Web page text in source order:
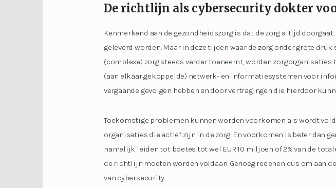
De richtlijn als cybersecurity dokter
Kenmerkend aan de gezondheidszorg is dat de zorg altijd
geleverd worden. Maar in deze tijden waar de zorg onder grote
(complexe) zorg steeds verder toeneemt, worden
(aan elkaar gekoppelde) netwerk- en informatiesystemen voor
vergaande gevolgen hebben en door vertragingen die hierdoor
Toekomstige problemen kunnen worden voorkomen als wordt
organisaties die actief zijn in de zorg. En voorkomen is beter dan
namelijk leiden tot boetes tot wel EUR 10 miljoen of 2% van de
de richtlijn moeten worden voldaan. Genoeg redenen dus om aan
van cybersecurity.